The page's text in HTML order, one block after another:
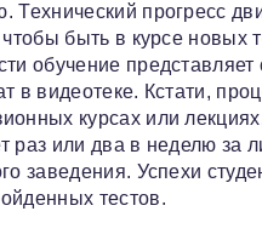
Технический прогресс
чтобы быть в курсе
обучение
в видеотеке. Кстати,
курсах или
раз или два в неделю
заведения. Успехи
тестов.